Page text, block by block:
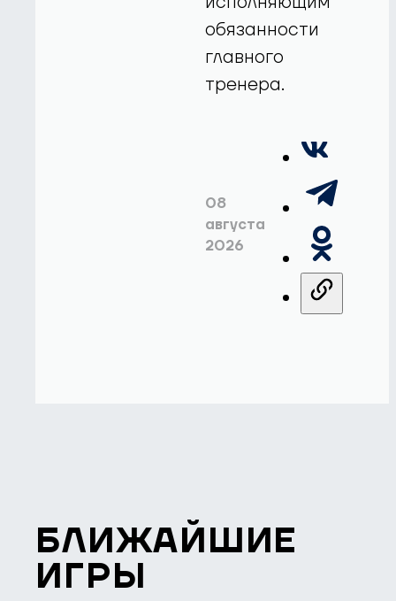
обязанности
главного
тренера.
08
августа
2026
БЛИЖАЙШИЕ
ИГРЫ